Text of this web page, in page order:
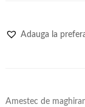
Adauga la
Amestec de